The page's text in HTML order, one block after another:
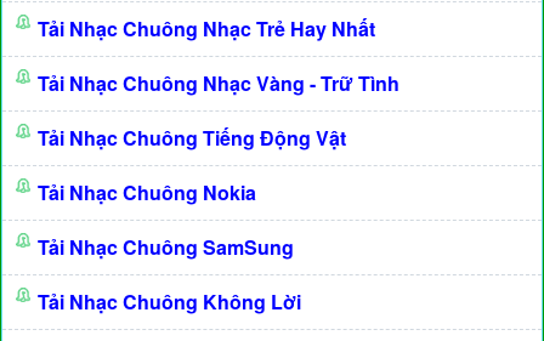
Tải Nhạc Chuông Nhạc Trẻ Hay Nhất
Tải Nhạc Chuông Nhạc Vàng - Trữ Tình
Tải Nhạc Chuông Tiếng Động Vật
Tải Nhạc Chuông Nokia
Tải Nhạc Chuông SamSung
Tải Nhạc Chuông Không Lời